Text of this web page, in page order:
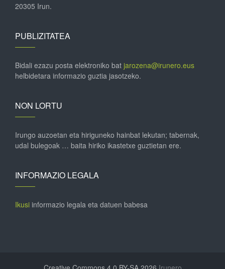
20305 Irun.
PUBLIZITATEA
Bidali ezazu posta elektroniko bat jarozena@irunero.eus
helbidetara informazio guztia jasotzeko.
NON LORTU
Irungo auzoetan eta hiriguneko hainbat lekutan; tabernak,
udal bulegoak … baita hiriko ikastetxe guztietan ere.
INFORMAZIO LEGALA
Ikusi informazio legala eta datuen babesa